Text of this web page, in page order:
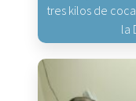
tres kilos de
la